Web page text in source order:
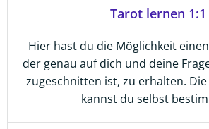
Tarot lernen 1:1
Hier hast du die Möglichkeit
der genau auf dich und deine
zugeschnitten ist, zu erhalten.
kannst du selbst